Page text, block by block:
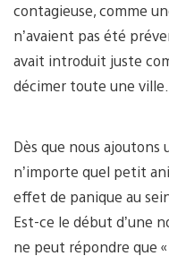
contagieuse, comme
n’avaient pas été
avait introduit juste
décimer toute une ville.
Dès que nous ajoutons
n’importe quel petit
effet de panique au
Est-ce le début d’une
ne peut répondre que